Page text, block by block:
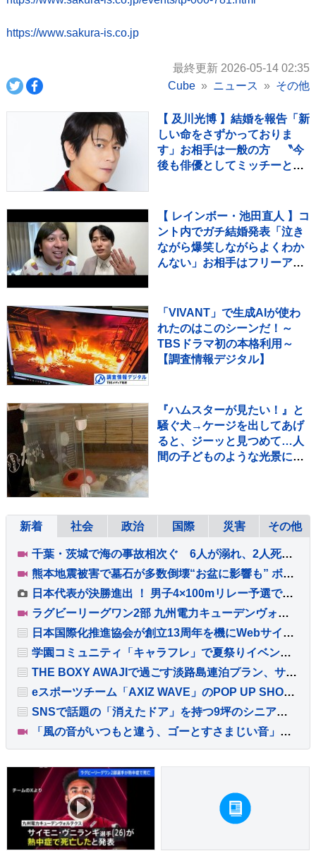
https://www.sakura-is.co.jp
最終更新 2026-05-14 02:35
Cube
ニュース その他
【 及川光博 】結婚を報告「新
しい命をさずかっておりま
す」お相手は一般の方 〝今
後も俳優としてミッチーとし
【 レインボー・池田直人 】コ
ント内でガチ結婚発表「泣き
ながら爆笑しながらよくわか
んない」お相手はフリーアナ
「VIVANT」で生成AIが使わ
れたのはこのシーンだ！～
TBSドラマ初の本格利用～
【調査情報デジタル】
『ハムスターが見たい！』と
騒ぐ犬→ケージを出してあげ
ると、ジーッと見つめて…人
間の子どものような光景に反
新着 社会 政治 国際 災害 その他
千葉・茨城で海の事故相次ぐ 6人が溺れ、2人死亡・1人重体
熊本地震被害で墓石が多数倒壊“お盆に影響も” ボランティアが復旧作業「道を作ればお参りに来られるのでは」
日本代表が決勝進出 ！ 男子4×100mリレー予選で39秒65をマーク、組2着でファイナルへ【U20世界陸上】
ラグビーリーグワン2部 九州電力キューデンヴォルテクス 重度の熱中症でサイモニ・ヴニランギ選手が死亡と発表
日本国際化推進協会が創立13周年を機にWebサイトを全面リニューアル
学園コミュニティ「キャラフレ」で夏祭りイベント開催
THE BOXY AWAJIで過ごす淡路島連泊プラン、サウナやプールを時間を気にせず満喫
eスポーツチーム「AXIZ WAVE」のPOP UP SHOPがSHIBUYA TSUTAYAに登場
SNSで話題の「消えたドア」を持つ9坪のシニア向けバリアフリー住宅
「風の音がいつもと違う、ゴーとすさまじい音」長野市で突風被害 屋根飛ばされ住宅損壊 最大瞬間風速19.9メートル記録